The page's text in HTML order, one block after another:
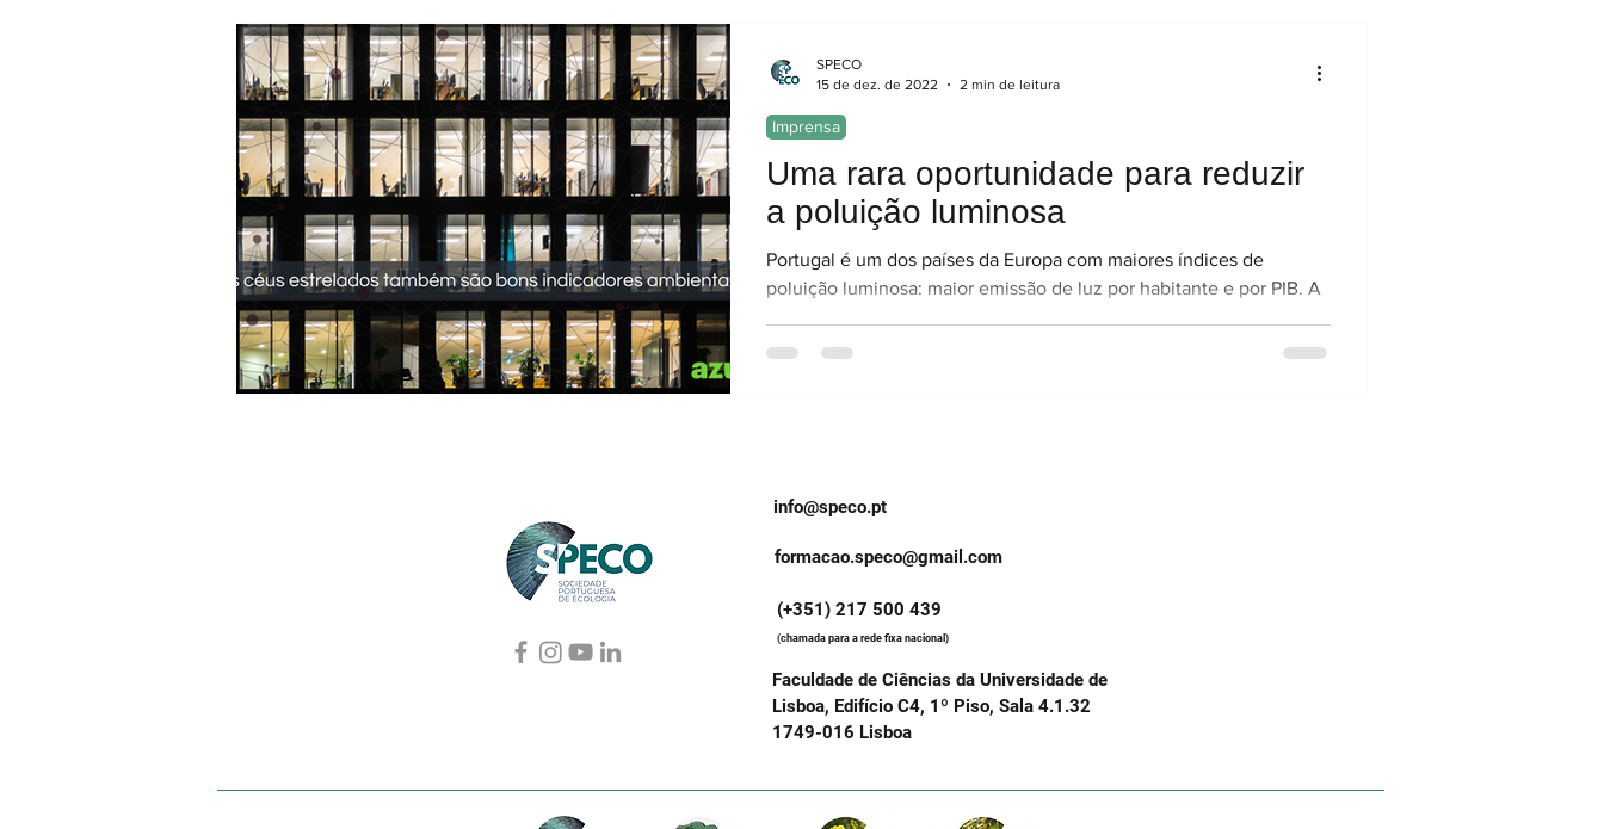
#ResECO #DivECO Imprensa Ecologi@
Uma rara oportunidade para reduzir
a poluição luminosa
Portugal é um dos países da Europa com maiores índices de
poluição luminosa: maior emissão de luz por habitante e por PIB. A
Imprensa
SPECO
15 de dez. de 2022
2 min de leitura
info@speco.pt
formacao.speco@gmail.com
(+351) 217 500 439
(chamada para a rede fixa nacional)
Faculdade de Ciências da Universidade de
Lisboa, Edifício C4, 1º Piso, Sala 4.1.32
1749-016 Lisboa